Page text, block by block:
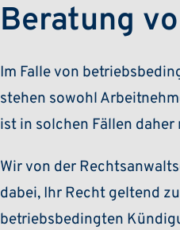
Beratung
Im Falle von
stehen sowohl
ist in solchen Fällen
Wir von der
dabei, Ihr Recht geltend
betriebsbedingten